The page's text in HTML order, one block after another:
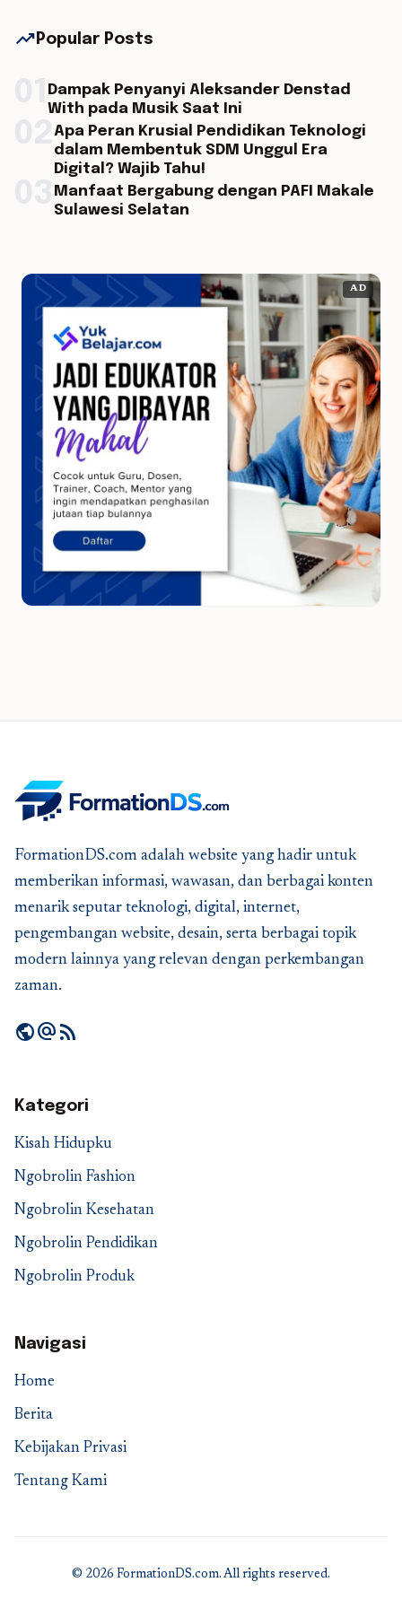
trending_up Popular Posts
Dampak Penyanyi Aleksander Denstad
With pada Musik Saat Ini
Apa Peran Krusial Pendidikan Teknologi
dalam Membentuk SDM Unggul Era
Digital? Wajib Tahu!
Manfaat Bergabung dengan PAFI Makale
Sulawesi Selatan
AD
FormationDS.com adalah website yang hadir untuk
memberikan informasi, wawasan, dan berbagai konten
menarik seputar teknologi, digital, internet,
pengembangan website, desain, serta berbagai topik
modern lainnya yang relevan dengan perkembangan
zaman.
publicalternate_emailrss_feed
Kategori
Kisah Hidupku
Ngobrolin Fashion
Ngobrolin Kesehatan
Ngobrolin Pendidikan
Ngobrolin Produk
Navigasi
Home
Berita
Kebijakan Privasi
Tentang Kami
© 2026 FormationDS.com. All rights reserved.